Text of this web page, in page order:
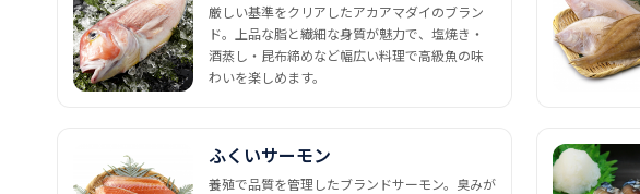
厳しい基準をクリアしたアカアマダイのブラン
ド。上品な脂と繊細な身質が魅力で、塩焼き・
酒蒸し・昆布締めなど幅広い料理で高級魚の味
わいを楽しめます。
ふくいサーモン
養殖で品質を管理したブランドサーモン。臭みが